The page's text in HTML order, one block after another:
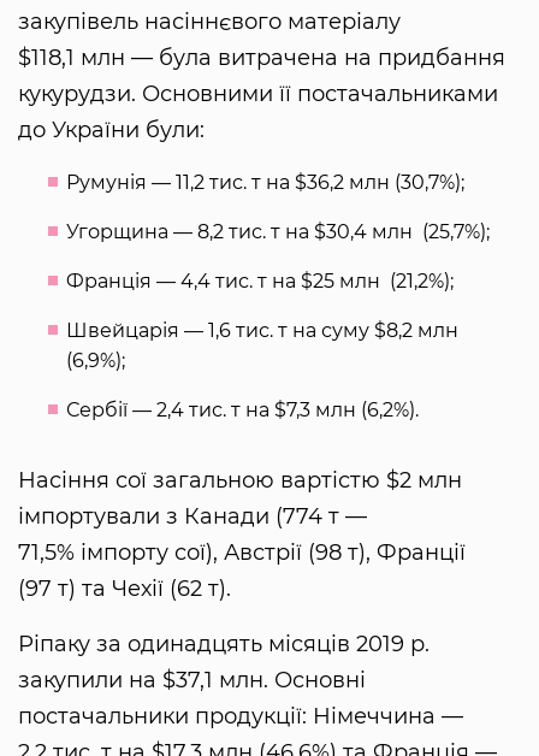
закупівель насіннєвого матеріалу
$118,1 млн — була витрачена на придбання
кукурудзи. Основними її постачальниками
до України були:
Румунія — 11,2 тис. т на $36,2 млн (30,7%);
Угорщина — 8,2 тис. т на $30,4 млн (25,7%);
Франція — 4,4 тис. т на $25 млн (21,2%);
Швейцарія — 1,6 тис. т на суму $8,2 млн
(6,9%);
Сербії — 2,4 тис. т на $7,3 млн (6,2%).
Насіння сої загальною вартістю $2 млн
імпортували з Канади (774 т —
71,5% імпорту сої), Австрії (98 т), Франції
(97 т) та Чехії (62 т).
Ріпаку за одинадцять місяців 2019 р.
закупили на $37,1 млн. Основні
постачальники продукції: Німеччина —